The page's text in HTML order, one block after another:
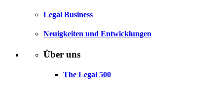
Legal Business
Neuigkeiten und Entwicklungen
Über uns
The Legal 500